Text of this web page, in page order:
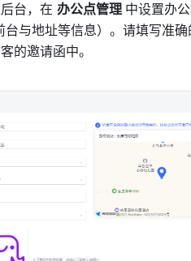
台，在 办公点管理 中设置办
与地址等信息）。请填写准
的邀请函中。